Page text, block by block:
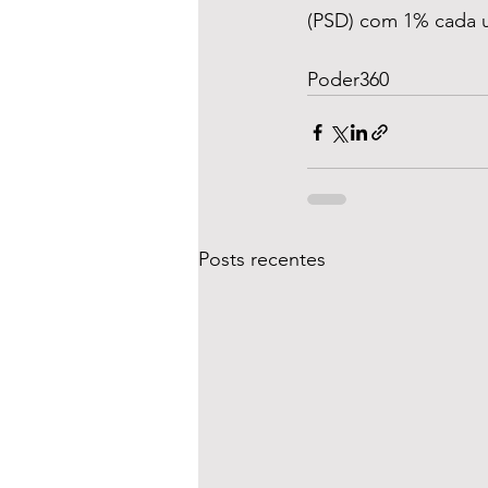
(PSD) com 1% cada
Poder360
Posts recentes